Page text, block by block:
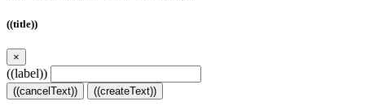
((title))
×
((label))
((cancelText)) ((createText))